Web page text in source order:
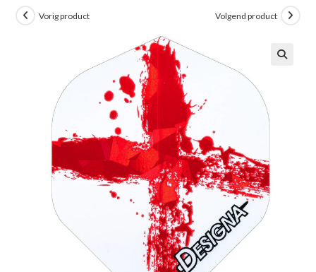
Vorig product Volgend product